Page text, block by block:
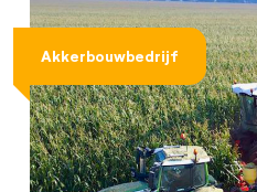
Akkerbouwbedrijf